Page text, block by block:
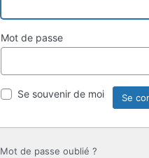
Mot de passe
Se souvenir de moi
Mot de passe oublié ?